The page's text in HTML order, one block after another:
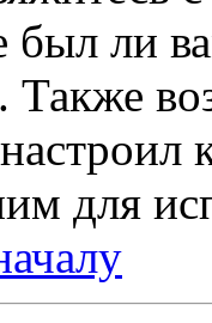
был ли
Также
для